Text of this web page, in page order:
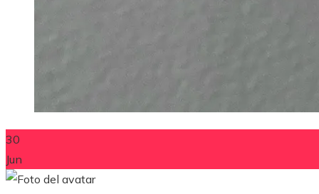
30
Jun